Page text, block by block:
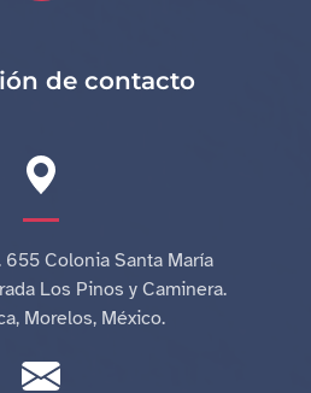
de contacto
655 Colonia Santa María
Los Pinos y Caminera.
Morelos, México.